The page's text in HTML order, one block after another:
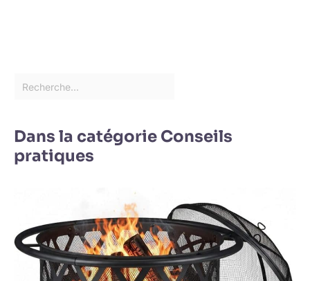
Dans la catégorie Conseils
pratiques